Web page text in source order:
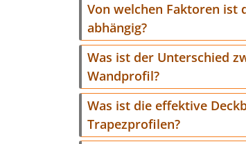
Von welchen Faktoren
abhängig?
Was ist der Unterschied
Wandprofil?
Was ist die effektive
Trapezprofilen?